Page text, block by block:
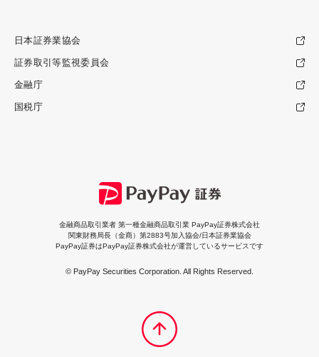
日本証券業協会
証券取引等監視委員会
金融庁
国税庁
金融商品取引業者 第一種金融商品取引業 PayPay証券株式会社
関東財務局長（金商）第2883号加入協会/日本証券業協会
PayPay証券はPayPay証券株式会社が運営しているサービスです
© PayPay Securities Corporation. All Rights Reserved.